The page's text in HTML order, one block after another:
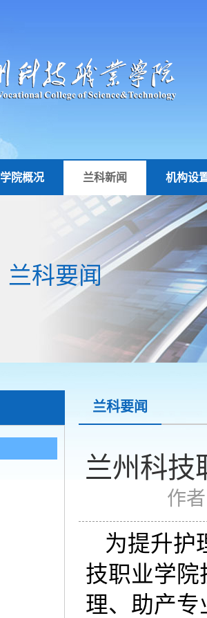
学院概况 兰科新闻 机构设
兰科要闻
兰科要闻
兰州科技
作
为提升护
技职业学院
理、助产